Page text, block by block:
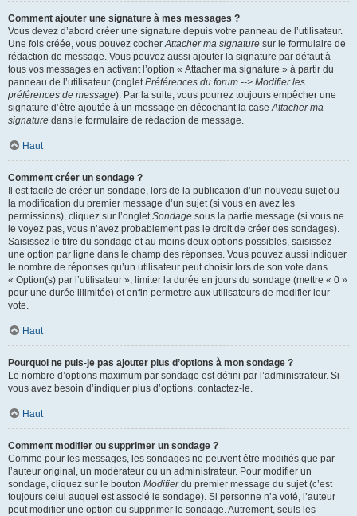
Comment ajouter une signature à mes messages ?
Vous devez d’abord créer une signature depuis votre panneau de l’utilisateur.
Une fois créée, vous pouvez cocherAttacher ma signature sur le formulaire de
rédaction de message. Vous pouvez aussi ajouter la signature par défaut à
tous vos messages en activant l’option « Attacher ma signature » à partir du
panneau de l’utilisateur (ongletPréférences du forum --> Modifier les
préférences de message). Par la suite, vous pourrez toujours empêcher une
signature d’être ajoutée à un message en décochant la caseAttacher ma
signature dans le formulaire de rédaction de message.
Haut
Comment créer un sondage ?
Il est facile de créer un sondage, lors de la publication d’un nouveau sujet ou
la modification du premier message d’un sujet (si vous en avez les
permissions), cliquez sur l’ongletSondage sous la partie message (si vous ne
le voyez pas, vous n’avez probablement pas le droit de créer des sondages).
Saisissez le titre du sondage et au moins deux options possibles, saisissez
une option par ligne dans le champ des réponses. Vous pouvez aussi indiquer
le nombre de réponses qu’un utilisateur peut choisir lors de son vote dans
« Option(s) par l’utilisateur », limiter la durée en jours du sondage (mettre « 0 »
pour une durée illimitée) et enfin permettre aux utilisateurs de modifier leur
vote.
Haut
Pourquoi ne puis-je pas ajouter plus d’options à mon sondage ?
Le nombre d’options maximum par sondage est défini par l’administrateur. Si
vous avez besoin d’indiquer plus d’options, contactez-le.
Haut
Comment modifier ou supprimer un sondage ?
Comme pour les messages, les sondages ne peuvent être modifiés que par
l’auteur original, un modérateur ou un administrateur. Pour modifier un
sondage, cliquez sur le bouton Modifierdu premier message du sujet (c’est
toujours celui auquel est associé le sondage). Si personne n’a voté, l’auteur
peut modifier une option ou supprimer le sondage. Autrement, seuls les